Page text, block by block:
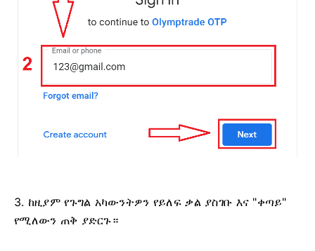
3. ከዚያም የጉግል አካውንትዎን የይለፍ ቃል ያስገቡ እና "ቀጣይ"
የሚለውን ጠቅ ያድርጉ።